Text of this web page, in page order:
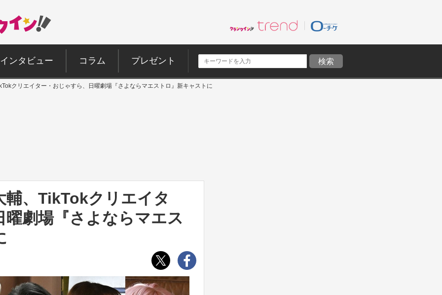
インタビュー コラム プレゼント
クリエイター・おじゃすら、日曜劇場『さよならマエストロ』新キャストに
、TikTokクリエイタ
劇場『さよならマエス